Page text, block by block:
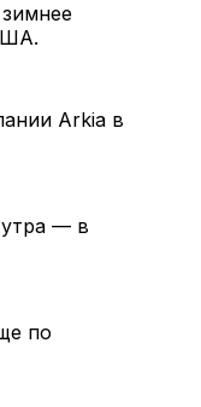
Arkia в
утра — в
по